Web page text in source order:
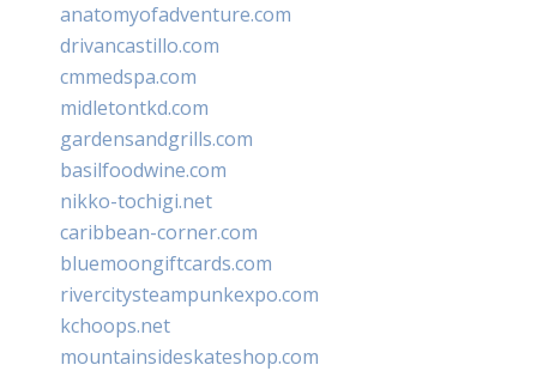
anatomyofadventure.com
drivancastillo.com
cmmedspa.com
midletontkd.com
gardensandgrills.com
basilfoodwine.com
nikko-tochigi.net
caribbean-corner.com
bluemoongiftcards.com
rivercitysteampunkexpo.com
kchoops.net
mountainsideskateshop.com